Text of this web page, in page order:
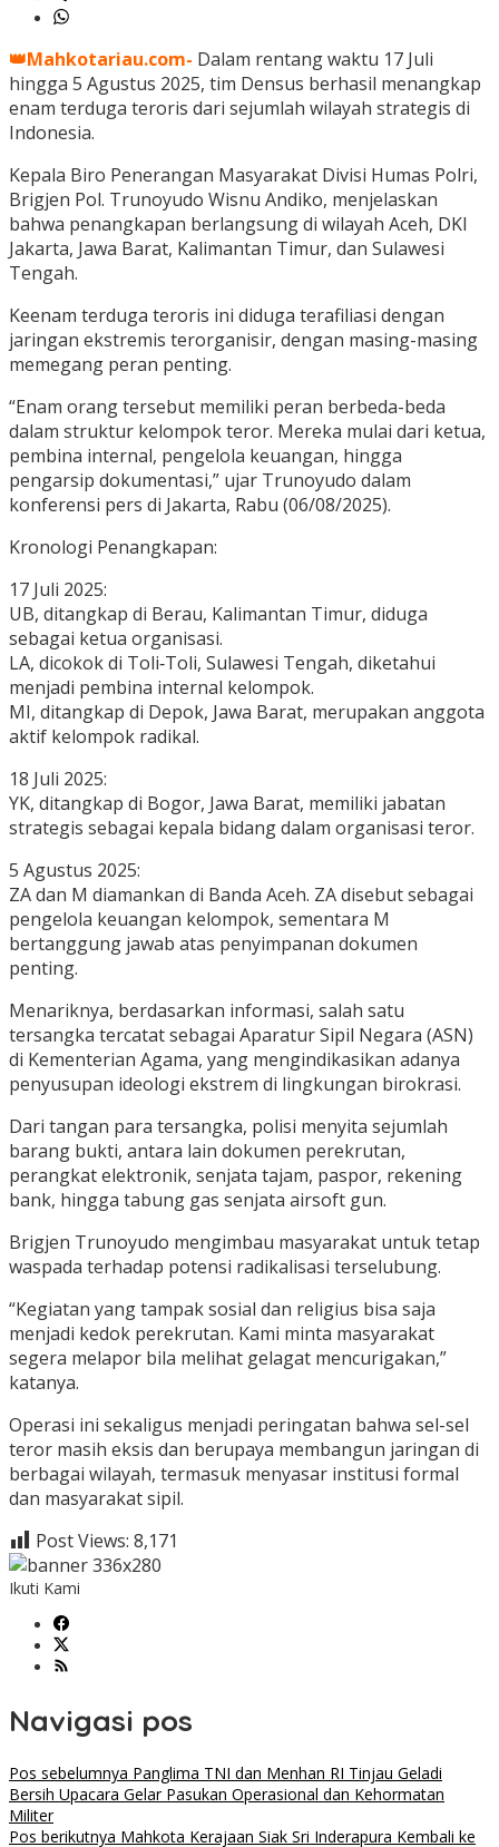
👑Mahkotariau.com- Dalam rentang waktu 17 Juli
hingga 5 Agustus 2025, tim Densus berhasil menangkap
enam terduga teroris dari sejumlah wilayah strategis di
Indonesia.
Kepala Biro Penerangan Masyarakat Divisi Humas Polri,
Brigjen Pol. Trunoyudo Wisnu Andiko, menjelaskan
bahwa penangkapan berlangsung di wilayah Aceh, DKI
Jakarta, Jawa Barat, Kalimantan Timur, dan Sulawesi
Tengah.
Keenam terduga teroris ini diduga terafiliasi dengan
jaringan ekstremis terorganisir, dengan masing-masing
memegang peran penting.
“Enam orang tersebut memiliki peran berbeda-beda
dalam struktur kelompok teror. Mereka mulai dari ketua,
pembina internal, pengelola keuangan, hingga
pengarsip dokumentasi,” ujar Trunoyudo dalam
konferensi pers di Jakarta, Rabu (06/08/2025).
Kronologi Penangkapan:
17 Juli 2025:
UB, ditangkap di Berau, Kalimantan Timur, diduga
sebagai ketua organisasi.
LA, dicokok di Toli‑Toli, Sulawesi Tengah, diketahui
menjadi pembina internal kelompok.
MI, ditangkap di Depok, Jawa Barat, merupakan anggota
aktif kelompok radikal.
18 Juli 2025:
YK, ditangkap di Bogor, Jawa Barat, memiliki jabatan
strategis sebagai kepala bidang dalam organisasi teror.
5 Agustus 2025:
ZA dan M diamankan di Banda Aceh. ZA disebut sebagai
pengelola keuangan kelompok, sementara M
bertanggung jawab atas penyimpanan dokumen
penting.
Menariknya, berdasarkan informasi, salah satu
tersangka tercatat sebagai Aparatur Sipil Negara (ASN)
di Kementerian Agama, yang mengindikasikan adanya
penyusupan ideologi ekstrem di lingkungan birokrasi.
Dari tangan para tersangka, polisi menyita sejumlah
barang bukti, antara lain dokumen perekrutan,
perangkat elektronik, senjata tajam, paspor, rekening
bank, hingga tabung gas senjata airsoft gun.
Brigjen Trunoyudo mengimbau masyarakat untuk tetap
waspada terhadap potensi radikalisasi terselubung.
“Kegiatan yang tampak sosial dan religius bisa saja
menjadi kedok perekrutan. Kami minta masyarakat
segera melapor bila melihat gelagat mencurigakan,”
katanya.
Operasi ini sekaligus menjadi peringatan bahwa sel-sel
teror masih eksis dan berupaya membangun jaringan di
berbagai wilayah, termasuk menyasar institusi formal
dan masyarakat sipil.
Post Views: 8,171
Ikuti Kami
Navigasi pos
Pos sebelumnya Panglima TNI dan Menhan RI Tinjau Geladi
Bersih Upacara Gelar Pasukan Operasional dan Kehormatan
Militer
Pos berikutnya Mahkota Kerajaan Siak Sri Inderapura Kembali ke